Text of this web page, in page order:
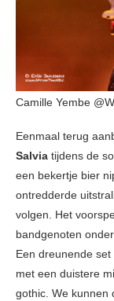
Camille Yembe
Eenmaal terug
Salvia tijdens de
een bekertje bier
ontredderde
volgen. Het
bandgenoten
Een dreunende
met een duistere
gothic. We kunnen